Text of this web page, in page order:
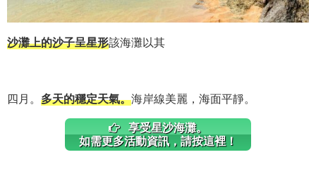
沙灘上的沙子呈星形該海灘以其
四月。 多天的穩定天氣。海岸線美麗，海面平靜。
享受星沙海灘。
如需更多活動資訊，請按這裡！